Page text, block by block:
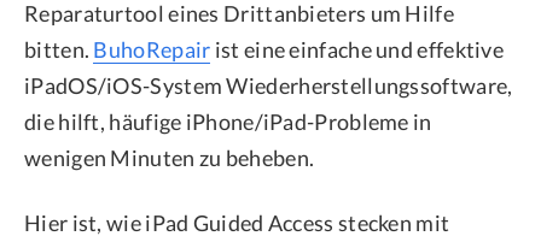
Reparaturtool eines Drittanbieters um Hilfe
bitten. BuhoRepair ist eine einfache und effektive
iPadOS/iOS-System Wiederherstellungssoftware,
die hilft, häufige iPhone/iPad-Probleme in
wenigen Minuten zu beheben.
Hier ist, wie iPad Guided Access stecken mit